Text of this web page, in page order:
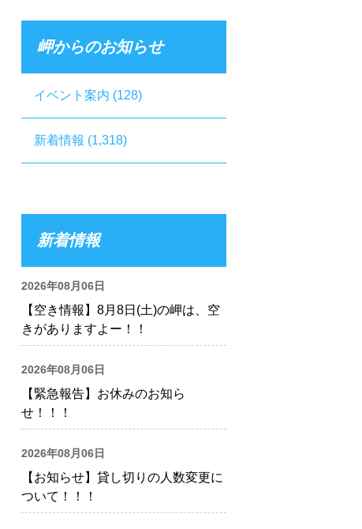
岬からのお知らせ
イベント案内 (128)
新着情報 (1,318)
新着情報
2026年08月06日
【空き情報】8月8日(土)の岬は、空
きがありますよー！！
2026年08月06日
【緊急報告】お休みのお知ら
せ！！！
2026年08月06日
【お知らせ】貸し切りの人数変更に
ついて！！！